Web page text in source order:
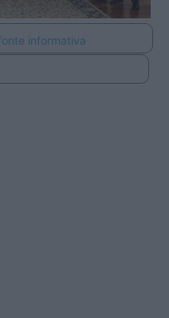
informativa